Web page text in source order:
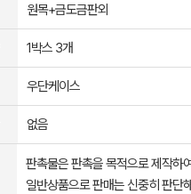
원목+금도금판외
1박스 3개
우단케이스
없음
판촉물은 판촉을 목적으로 제작하
일반상품으로 판매는 신중히 판단